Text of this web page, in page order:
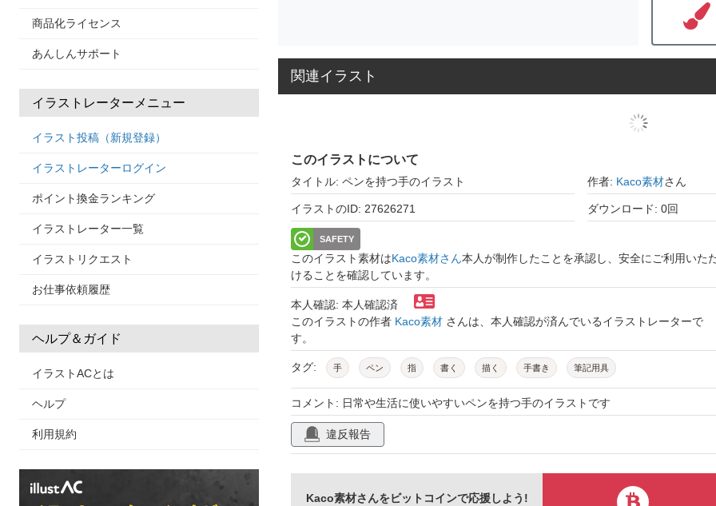
商品化ライセンス
あんしんサポート
イラストレーターメニュー
イラスト投稿（新規登録）
イラストレーターログイン
ポイント換金ランキング
イラストレーター一覧
イラストリクエスト
お仕事依頼履歴
ヘルプ＆ガイド
イラストACとは
ヘルプ
利用規約
関連イラスト
このイラストについて
タイトル: ペンを持つ手のイラスト 作者: Kaco素材さん
イラストのID: 27626271 ダウンロード: 0回
SAFETY
このイラスト素材はKaco素材さん本人が制作したことを承認し、安全にご利用いた
けることを確認しています。
本人確認: 本人確認済
このイラストの作者 Kaco素材 さんは、本人確認が済んでいるイラストレーターで
す。
タグ: 手 ペン 指 書く 描く 手書き 筆記用具
コメント: 日常や生活に使いやすいペンを持つ手のイラストです
違反報告
Kaco素材さんをビットコインで応援しよう!